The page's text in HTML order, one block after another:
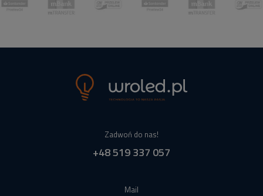
Zadwoń do nas!
+48 519 337 057
Mail